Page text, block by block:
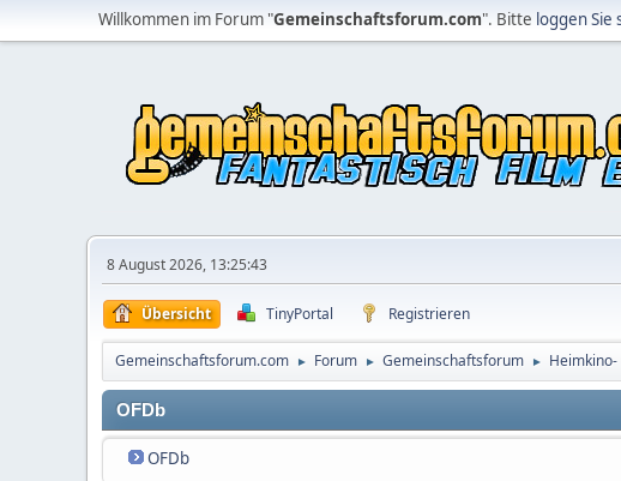
Willkommen im Forum "Gemeinschaftsforum.com". Bitte loggen Sie
8 August 2026, 13:25:43
Übersicht TinyPortal Registrieren
Gemeinschaftsforum.com ► Forum ► Gemeinschaftsforum ►
OFDb
OFDb